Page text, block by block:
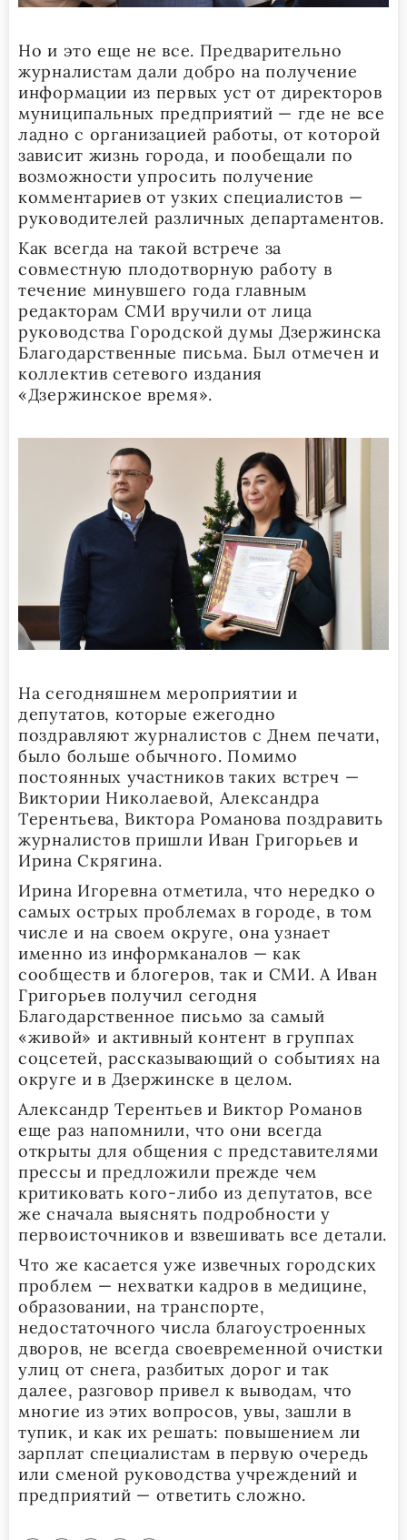
Но и это еще не все. Предварительно
журналистам дали добро на получение
информации из первых уст от директоров
муниципальных предприятий — где не все
ладно с организацией работы, от которой
зависит жизнь города, и пообещали по
возможности упросить получение
комментариев от узких специалистов —
руководителей различных департаментов.
Как всегда на такой встрече за
совместную плодотворную работу в
течение минувшего года главным
редакторам СМИ вручили от лица
руководства Городской думы Дзержинска
Благодарственные письма. Был отмечен и
коллектив сетевого издания
«Дзержинское время».
На сегодняшнем мероприятии и
депутатов, которые ежегодно
поздравляют журналистов с Днем печати,
было больше обычного. Помимо
постоянных участников таких встреч —
Виктории Николаевой, Александра
Терентьева, Виктора Романова поздравить
журналистов пришли Иван Григорьев и
Ирина Скрягина.
Ирина Игоревна отметила, что нередко о
самых острых проблемах в городе, в том
числе и на своем округе, она узнает
именно из информканалов — как
сообществ и блогеров, так и СМИ. А Иван
Григорьев получил сегодня
Благодарственное письмо за самый
«живой» и активный контент в группах
соцсетей, рассказывающий о событиях на
округе и в Дзержинске в целом.
Александр Терентьев и Виктор Романов
еще раз напомнили, что они всегда
открыты для общения с представителями
прессы и предложили прежде чем
критиковать кого-либо из депутатов, все
же сначала выяснять подробности у
первоисточников и взвешивать все детали.
Что же касается уже извечных городских
проблем — нехватки кадров в медицине,
образовании, на транспорте,
недостаточного числа благоустроенных
дворов, не всегда своевременной очистки
улиц от снега, разбитых дорог и так
далее, разговор привел к выводам, что
многие из этих вопросов, увы, зашли в
тупик, и как их решать: повышением ли
зарплат специалистам в первую очередь
или сменой руководства учреждений и
предприятий — ответить сложно.